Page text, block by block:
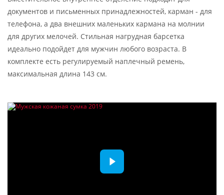
документов и письменных принадлежностей, карман - для
телефона, а два внешних маленьких кармана на молнии
для других мелочей. Стильная нагрудная барсетка
идеально подойдет для мужчин любого возраста. В
комплекте есть регулируемый наплечный ремень,
максимальная длина 143 см.